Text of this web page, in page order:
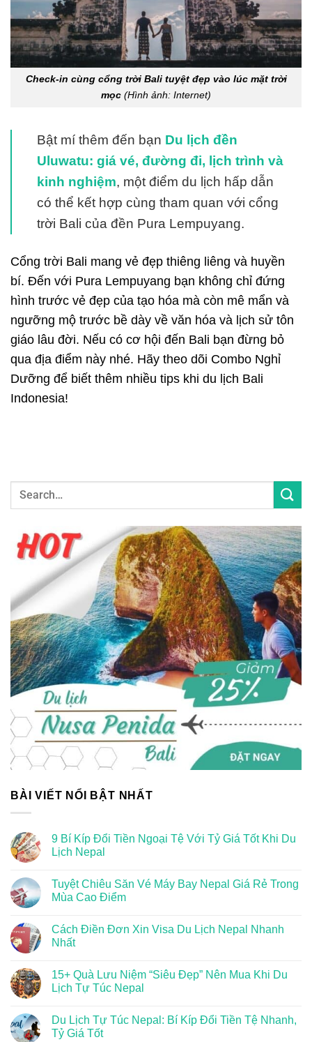
Check-in cùng cổng trời Bali tuyệt đẹp vào lúc mặt trời
mọc (Hình ảnh: Internet)
Bật mí thêm đến bạn Du lịch đền
Uluwatu: giá vé, đường đi, lịch trình và
kinh nghiệm, một điểm du lịch hấp dẫn
có thể kết hợp cùng tham quan với cổng
trời Bali của đền Pura Lempuyang.
Cổng trời Bali mang vẻ đẹp thiêng liêng và huyền
bí. Đến với Pura Lempuyang bạn không chỉ đứng
hình trước vẻ đẹp của tạo hóa mà còn mê mẩn và
ngưỡng mộ trước bề dày về văn hóa và lịch sử tôn
giáo lâu đời. Nếu có cơ hội đến Bali bạn đừng bỏ
qua địa điểm này nhé. Hãy theo dõi Combo Nghỉ
Dưỡng để biết thêm nhiều tips khi du lịch Bali
Indonesia!
BÀI VIẾT NỔI BẬT NHẤT
9 Bí Kíp Đổi Tiền Ngoại Tệ Với Tỷ Giá Tốt Khi Du
Lịch Nepal
Tuyệt Chiêu Săn Vé Máy Bay Nepal Giá Rẻ Trong
Mùa Cao Điểm
Cách Điền Đơn Xin Visa Du Lịch Nepal Nhanh
Nhất
15+ Quà Lưu Niệm “Siêu Đẹp” Nên Mua Khi Du
Lịch Tự Túc Nepal
Du Lịch Tự Túc Nepal: Bí Kíp Đổi Tiền Tệ Nhanh,
Tỷ Giá Tốt